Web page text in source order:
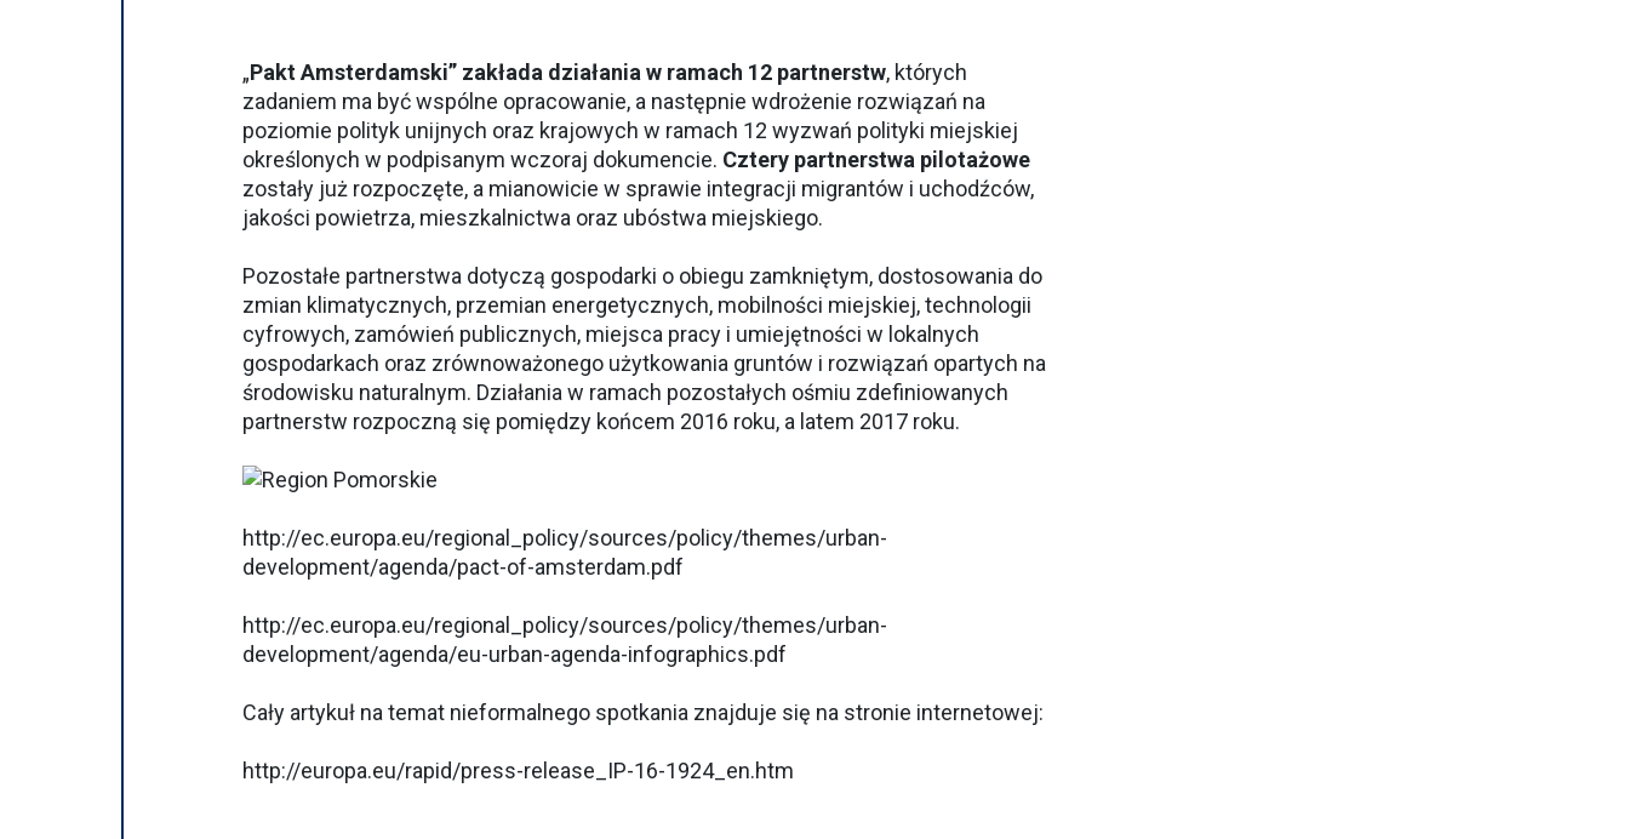
„Pakt Amsterdamski” zakłada działania w ramach 12 partnerstw, których
zadaniem ma być wspólne opracowanie, a następnie wdrożenie rozwiązań na
poziomie polityk unijnych oraz krajowych w ramach 12 wyzwań polityki miejskiej
określonych w podpisanym wczoraj dokumencie. Cztery partnerstwa pilotażowe
zostały już rozpoczęte, a mianowicie w sprawie integracji migrantów i uchodźców,
jakości powietrza, mieszkalnictwa oraz ubóstwa miejskiego.
Pozostałe partnerstwa dotyczą gospodarki o obiegu zamkniętym, dostosowania do
zmian klimatycznych, przemian energetycznych, mobilności miejskiej, technologii
cyfrowych, zamówień publicznych, miejsca pracy i umiejętności w lokalnych
gospodarkach oraz zrównoważonego użytkowania gruntów i rozwiązań opartych na
środowisku naturalnym. Działania w ramach pozostałych ośmiu zdefiniowanych
partnerstw rozpoczną się pomiędzy końcem 2016 roku, a latem 2017 roku.
http://ec.europa.eu/regional_policy/sources/policy/themes/urban-
development/agenda/pact-of-amsterdam.pdf
http://ec.europa.eu/regional_policy/sources/policy/themes/urban-
development/agenda/eu-urban-agenda-infographics.pdf
Cały artykuł na temat nieformalnego spotkania znajduje się na stronie internetowej:
http://europa.eu/rapid/press-release_IP-16-1924_en.htm